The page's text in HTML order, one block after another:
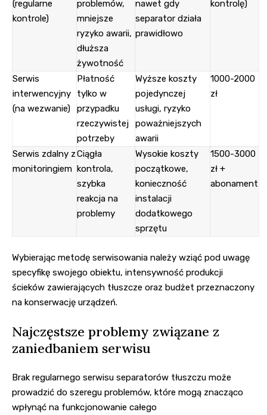
(regularne
kontrole)
problemów,
mniejsze
ryzyko awarii,
dłuższa
żywotność
nawet gdy
separator działa
prawidłowo
kontrolę)
Serwis
interwencyjny
(na wezwanie)
Płatność
tylko w
przypadku
rzeczywistej
potrzeby
Wyższe koszty
pojedynczej
usługi, ryzyko
poważniejszych
awarii
1000-2000
zł
Serwis zdalny z
monitoringiem
Ciągła
kontrola,
szybka
reakcja na
problemy
Wysokie koszty
początkowe,
konieczność
instalacji
dodatkowego
sprzętu
1500-3000
zł +
abonament
Wybierając metodę serwisowania należy wziąć pod uwagę
specyfikę swojego obiektu, intensywność produkcji
ścieków zawierających tłuszcze oraz budżet przeznaczony
na konserwację urządzeń.
Najczęstsze problemy związane z
zaniedbaniem serwisu
Brak regularnego serwisu separatorów tłuszczu może
prowadzić do szeregu problemów, które mogą znacząco
wpłynąć na funkcjonowanie całego